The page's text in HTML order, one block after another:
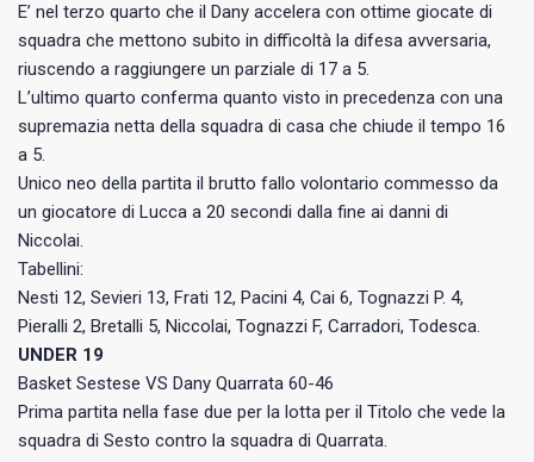
E’ nel terzo quarto che il Dany accelera con ottime giocate di
squadra che mettono subito in difficoltà la difesa avversaria,
riuscendo a raggiungere un parziale di 17 a 5.
L’ultimo quarto conferma quanto visto in precedenza con una
supremazia netta della squadra di casa che chiude il tempo 16
a 5.
Unico neo della partita il brutto fallo volontario commesso da
un giocatore di Lucca a 20 secondi dalla fine ai danni di
Niccolai.
Tabellini:
Nesti 12, Sevieri 13, Frati 12, Pacini 4, Cai 6, Tognazzi P. 4,
Pieralli 2, Bretalli 5, Niccolai, Tognazzi F, Carradori, Todesca.
UNDER 19
Basket Sestese VS Dany Quarrata 60-46
Prima partita nella fase due per la lotta per il Titolo che vede la
squadra di Sesto contro la squadra di Quarrata.